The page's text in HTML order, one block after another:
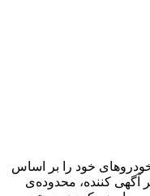
خود را بر اساس
آگهی کننده، محدوده‌ی